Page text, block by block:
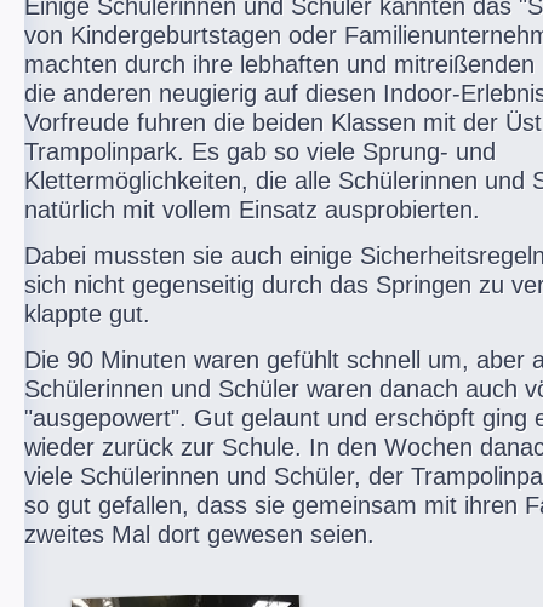
Einige Schülerinnen und Schüler kannten das
von Kindergeburtstagen oder
machten durch ihre lebhaften und mitreißenden
die anderen neugierig auf diesen Indoor-
Vorfreude fuhren die beiden Klassen mit der
Trampolinpark. Es gab so viele Sprung- und
Klettermöglichkeiten, die alle Schülerinnen und
natürlich mit vollem Einsatz ausprobierten.
Dabei mussten sie auch einige
sich nicht gegenseitig durch das Springen zu
klappte gut.
Die 90 Minuten waren gefühlt schnell um, aber
Schülerinnen und Schüler waren danach auch
"ausgepowert". Gut gelaunt und erschöpft ging
wieder zurück zur Schule. In den Wochen
viele Schülerinnen und Schüler, der
so gut gefallen, dass sie gemeinsam mit ihren
zweites Mal dort gewesen seien.